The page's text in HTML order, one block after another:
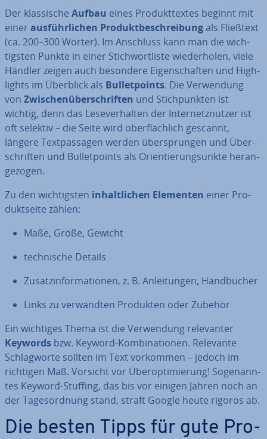
Der klas­si­sche Aufbau eines Pro­dukt­tex­tes beginnt mit
einer aus­führ­li­chen Pro­dukt­be­schrei­bungals Fließtext
(ca. 200–300 Wörter). Im Anschluss kann man die wich­
tigs­ten Punkte in einer Stich­wort­lis­te wie­der­ho­len, viele
Händler zeigen auch besondere Ei­gen­schaf­ten und High­
lights im Überblick als Bul­let­points. Die Ver­wen­dung
von Zwi­schen­über­schrif­ten und Stich­punk­ten ist
wichtig, denn das Le­se­ver­hal­ten der In­ter­netz­nut­zer ist
oft selektiv – die Seite wird ober­fläch­lich gescannt,
längere Text­pas­sa­gen werden über­sprun­gen und Über­
schrif­ten und Bul­let­points als Ori­en­tie­rungs­unk­te her­an­
ge­zo­gen.
Zu den wich­tigs­ten in­halt­li­chen Elementen einer Pro­
dukt­sei­te zählen:
Maße, Größe, Gewicht
tech­ni­sche Details
Zu­satz­in­for­ma­tio­nen, z. B. An­lei­tun­gen, Hand­bü­cher
Links zu ver­wand­ten Produkten oder Zubehör
Ein wichtiges Thema ist die Ver­wen­dung re­le­van­ter
Keywords bzw. Keyword-Kom­bi­na­tio­nen. Relevante
Schlag­wor­te sollten im Text vorkommen – jedoch im
richtigen Maß. Vorsicht vor Über­op­ti­mie­rung! So­ge­nann­
tes Keyword-Stuffing, das bis vor einigen Jahren noch an
der Ta­ges­ord­nung stand, straft Google heute rigoros ab.
Die besten Tipps für gute Pro­